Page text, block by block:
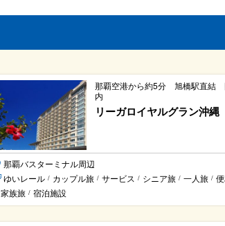
那覇空港から約5分 旭橋駅直結
内
リーガロイヤルグラン沖縄
那覇バスターミナル周辺
ゆいレール / カップル旅 / サービス / シニア旅 / 一人旅 /
家族旅 / 宿泊施設